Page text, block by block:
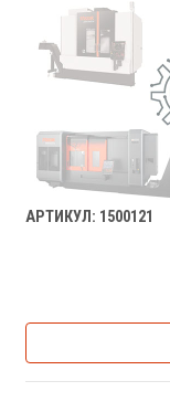
АРТИКУЛ: 1500121